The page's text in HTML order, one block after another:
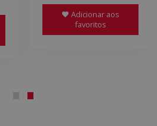
Adicionar aos
favoritos